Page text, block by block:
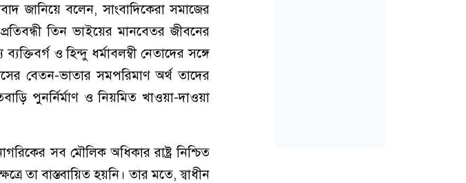
জানিয়ে বলেন, সাংবাদিকেরা সমাজের
তিন ভাইয়ের মানবেতর জীবনের
ও হিন্দু ধর্মাবলম্বী নেতাদের সঙ্গে
বেতন-ভাতার সমপরিমাণ অর্থ তাদের
পুনর্নির্মাণ ও নিয়মিত খাওয়া-দাওয়া
সব মৌলিক অধিকার রাষ্ট্র নিশ্চিত
তা বাস্তবায়িত হয়নি। তার মতে, স্বাধীন